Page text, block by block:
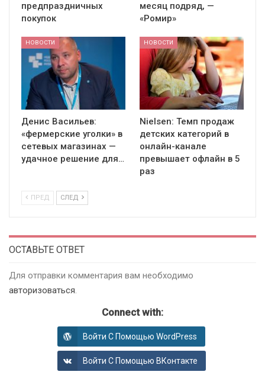
предпраздничных
покупок
месяц подряд, —
«Ромир»
НОВОСТИ
Денис Васильев:
«фермерские уголки» в
сетевых магазинах —
удачное решение для…
НОВОСТИ
Nielsen: Темп продаж
детских категорий в
онлайн-канале
превышает офлайн в 5
раз
ПРЕД СЛЕД
ОСТАВЬТЕ ОТВЕТ
Для отправки комментария вам необходимо
авторизоваться.
Connect with:
Войти С Помощью WordPress
Войти С Помощью ВКонтакте